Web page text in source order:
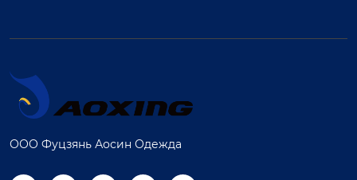
ООО Фуцзянь Аосин Одежда